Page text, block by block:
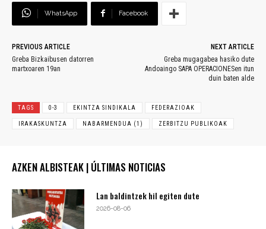
WhatsApp Facebook
PREVIOUS ARTICLE
Greba Bizkaibusen datorren
martxoaren 19an
NEXT ARTICLE
Greba mugagabea hasiko dute
Andoaingo SAPA OPERACIONESen itun
duin baten alde
TAGS 0-3 EKINTZA SINDIKALA FEDERAZIOAK
IRAKASKUNTZA NABARMENDUA (1) ZERBITZU PUBLIKOAK
AZKEN ALBISTEAK | ÚLTIMAS NOTICIAS
Lan baldintzek hil egiten dute
2026-08-06